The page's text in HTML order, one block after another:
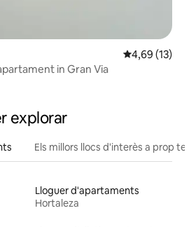
4,69 de
4,69 (13)
in Gran Via
explorar
Els millors llocs d'interès a prop
Lloguer d'apartaments
Hortaleza